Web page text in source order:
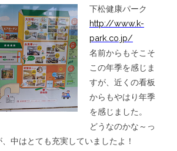
下松健康パーク
http://www.k-
park.co.jp/
名前からもそこそ
この年季を感じま
すが、 近くの看板
からもやはり年季
を感じました。
どうなのかな～っ
中はとても充実していましたよ！